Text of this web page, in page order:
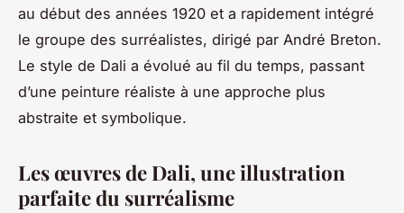
au début des années 1920 et a rapidement intégré
le groupe des surréalistes, dirigé par André Breton.
Le style de Dali a évolué au fil du temps, passant
d’une peinture réaliste à une approche plus
abstraite et symbolique.
Les œuvres de Dali, une illustration
parfaite du surréalisme